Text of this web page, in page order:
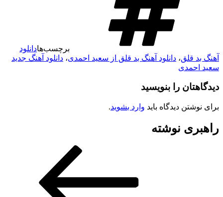
برچسب‌هادانلود
بد قلق،دانلود آهنگ بد قلق از سعید احمدی،دانلود آهنگ جدید
احمدی
را بنویسید
نوشتن دیدگاه بایدوارد بشوید.
نوشته